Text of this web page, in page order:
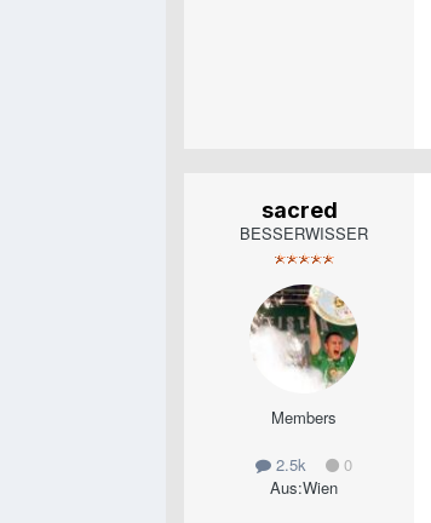
sacred
BESSERWISSER
Members
2.5k
0
Aus:Wien